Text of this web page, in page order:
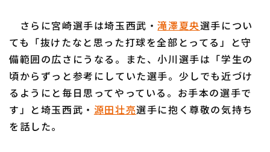
さらに宮崎選手は埼玉西武・滝澤夏央選手につい
ても「抜けたなと思った打球を全部とってる」と守
備範囲の広さにうなる。また、小川選手は「学生の
頃からずっと参考にしていた選手。少しでも近づけ
るようにと毎日思ってやっている。お手本の選手で
す」と埼玉西武・ 源田壮亮選手に抱く尊敬の気持ち
を話した。